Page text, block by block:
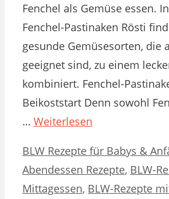
Fenchel als Gemüse essen.
Fenchel-Pastinaken Rösti
gesunde Gemüsesorten, die
geeignet sind, zu einem
kombiniert. Fenchel-
Beikoststart Denn sowohl
… Weiterlesen
Kategorien
BLW Rezepte für Babys &
Abendessen Rezepte, BLW-
Mittagessen, BLW-Rezepte